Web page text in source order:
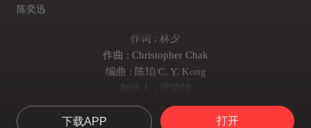
陈奕迅
作词 : 林夕
作曲 : Christopher Chak
编曲 : 陈珀/C. Y. Kong
制作人 : 梁荣骏
徘徊过多少橱窗 住过多少旅馆
才会觉得分离也并不冤枉
下载APP 打开